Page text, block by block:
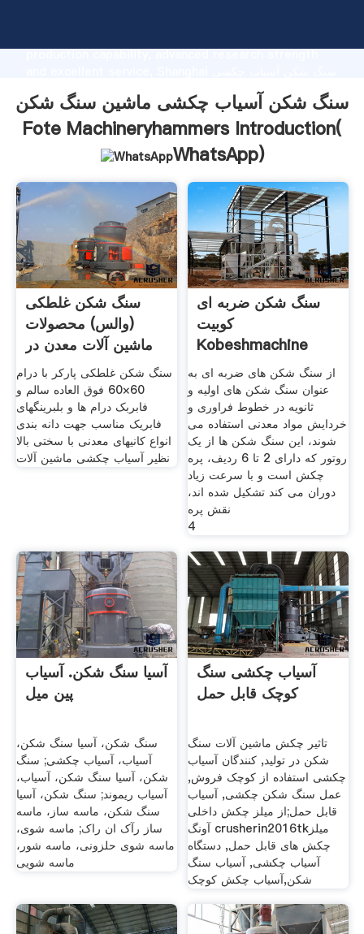
production capability, advanced research strength
ماشین سنگ شکن Fote Machineryhammers supplier
create the value and bring values to all of customers.
سنگ شکن آسیاب چکشی ماشین سنگ شکن
Fote Machineryhammers Introduction(
WhatsApp)
سنگ شکن غلطکی
(والس) محصولات
ماشین آلات معدن در
پارس سنتر
سنگ شکن غلطکی پارکر با درام
60×60 فوق العاده سالم و
فابربک درام ها و بلبرینگهای
فابریک مناسب جهت دانه بندی
انواع کانیهای معدنی با سختی بالا
نظیر آسیاب چکشی ماشین آلات
سنگ شکن ضربه ای
کوبیت
Kobeshmachine
از سنگ شکن های ضربه ای به
عنوان سنگ شکن های اولیه و
ثانویه در خطوط فراوری و
خردایش مواد معدنی استفاده می
شوند، این سنگ شکن ها از یک
روتور که دارای 2 تا 6 ردیف، پره
چکش است و با سرعت زیاد
دوران می کند تشکیل شده اند،
نقش پره
4
آسیا سنگ شکن. آسیاب
پین میل
سنگ شکن، آسیا سنگ شکن،
آسیاب، آسیاب چکشی; سنگ
شکن، آسیا سنگ شکن، آسیاب،
آسیاب ریموند; سنگ شکن، آسیا
سنگ شکن، ماسه ساز، ماسه
ساز رآک ان راک; ماسه شوی،
ماسه شوی حلزونی، ماسه شور،
ماسه شویی
آسیاب چکشی سنگ
کوچک قابل حمل
تاثیر چکش ماشین آلات سنگ
شکن در تولید, کنندگان آسیاب
چکشی استفاده از کوچک فروش,
عمل سنگ شکن چکشی, آسیاب
قابل حمل;از میلز چکش داخلی
آونگ crusherin2016tkمیلز
چکش های قابل حمل, دستگاه
آسیاب چکشی, آسیاب سنگ
شکن,آسیاب چکش کوچک